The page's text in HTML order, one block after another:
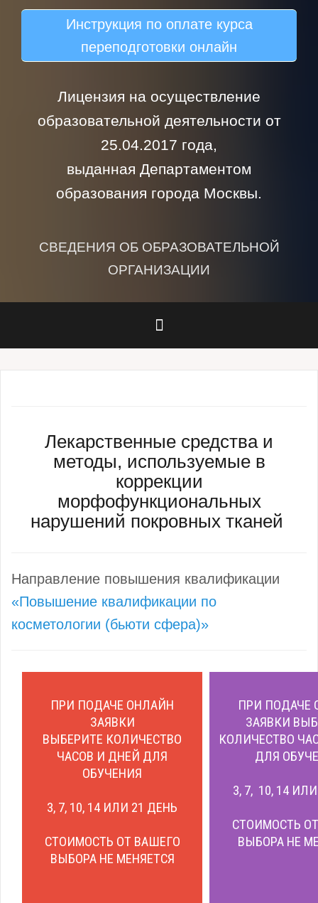
Инструкция по оплате курса
переподготовки онлайн
Лицензия на осуществление
образовательной деятельности от
25.04.2017 года,
выданная Департаментом
образования города Москвы.
СВЕДЕНИЯ ОБ ОБРАЗОВАТЕЛЬНОЙ
ОРГАНИЗАЦИИ
Лекарственные средства и
методы, используемые в
коррекции
морфофункциональных
нарушений покровных тканей
Направление повышения квалификации
«Повышение квалификации по
косметологии (бьюти сфера)»
ПРИ ПОДАЧЕ ОНЛАЙН
ЗАЯВКИ
ВЫБЕРИТЕ КОЛИЧЕСТВО
ЧАСОВ И ДНЕЙ ДЛЯ
ОБУЧЕНИЯ
3, 7, 10, 14 ИЛИ 21 ДЕНЬ
СТОИМОСТЬ ОТ ВАШЕГО
ВЫБОРА НЕ МЕНЯЕТСЯ
ПРИ ПОДАЧЕ
ЗАЯВКИ
КОЛИЧЕСТВО
ДЛЯ
3, 7, 10, 14
СТОИМОСТЬ
ВЫБОРА НЕ